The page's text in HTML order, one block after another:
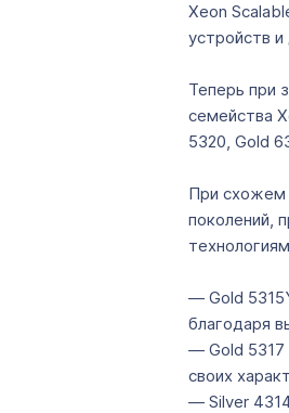
Xeon
устройств
Теперь при
семейства
5320, Gold
При схожем
поколений,
— Gold
благодаря
— Gold 5317
своих
— Silver